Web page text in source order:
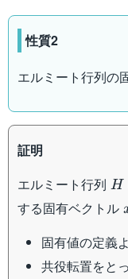
性質2
エルミート行列の
証明
エルミート行列 H
H
する固有ベクトル
0
固有値の定義
共役転置をと